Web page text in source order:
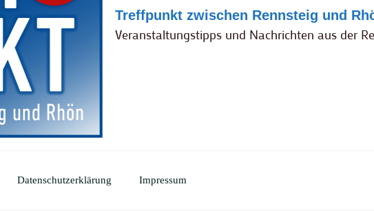
Treffpunkt zwischen Rennsteig und
Veranstaltungstipps und Nachrichten aus der
Datenschutzerklärung Impressum